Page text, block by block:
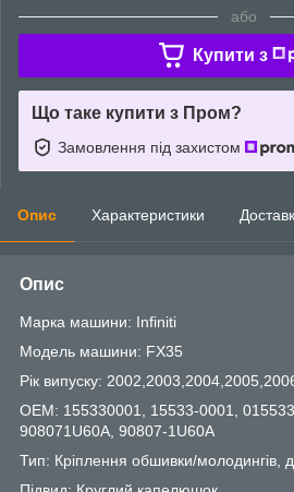
або
Купити з
Що таке купити з Пром?
Замовлення під захистом
Опис Характеристики
Опис
Марка машини: Infiniti
Модель машини: FX35
Рік випуску:
OEM: 155330001, 15533-0001,
908071U60A, 90807-1U60A
Тип: Кріплення обшивки/молодингів,